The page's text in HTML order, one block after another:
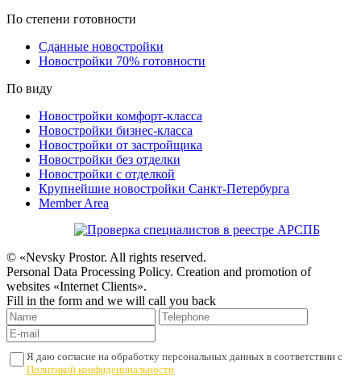
По степени готовности
Сданные новостройки
Новостройки 70% готовности
По виду
Новостройки комфорт-класса
Новостройки бизнес-класса
Новостройки от застройщика
Новостройки без отделки
Новостройки с отделкой
Крупнейшие новостройки Санкт-Петербурга
Member Area
© «Nevsky Prostor. All rights reserved.
Personal Data Processing Policy. Creation and promotion of
websites «Internet Clients».
Fill in the form and we will call you back
Я даю согласие на обработку персональных данных в соответствии с
Политикой конфиденциальности